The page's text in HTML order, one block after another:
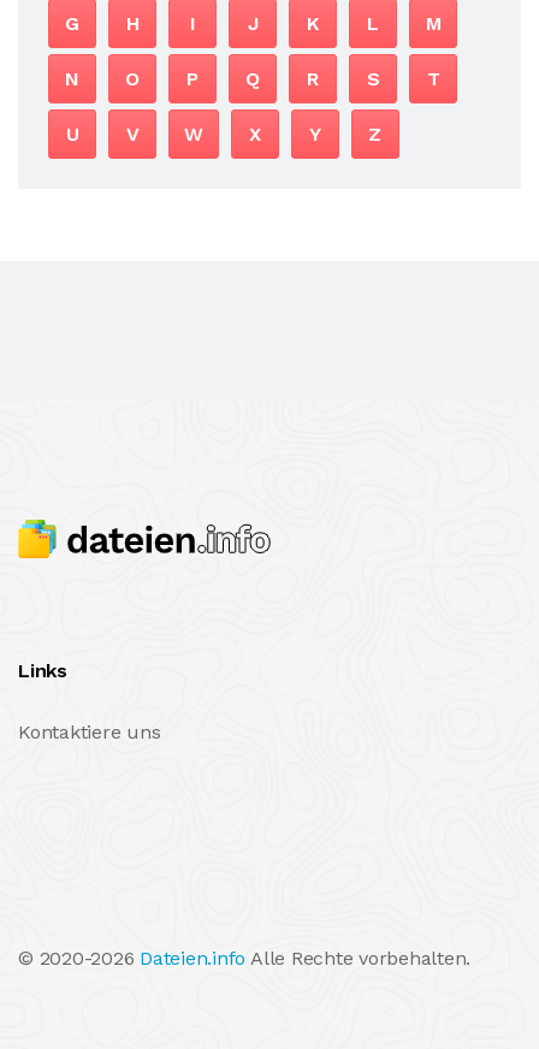
G H I J K L M
N O P Q R S T
U V W X Y Z
Links
Kontaktiere uns
© 2020-2026 Dateien.info Alle Rechte vorbehalten.